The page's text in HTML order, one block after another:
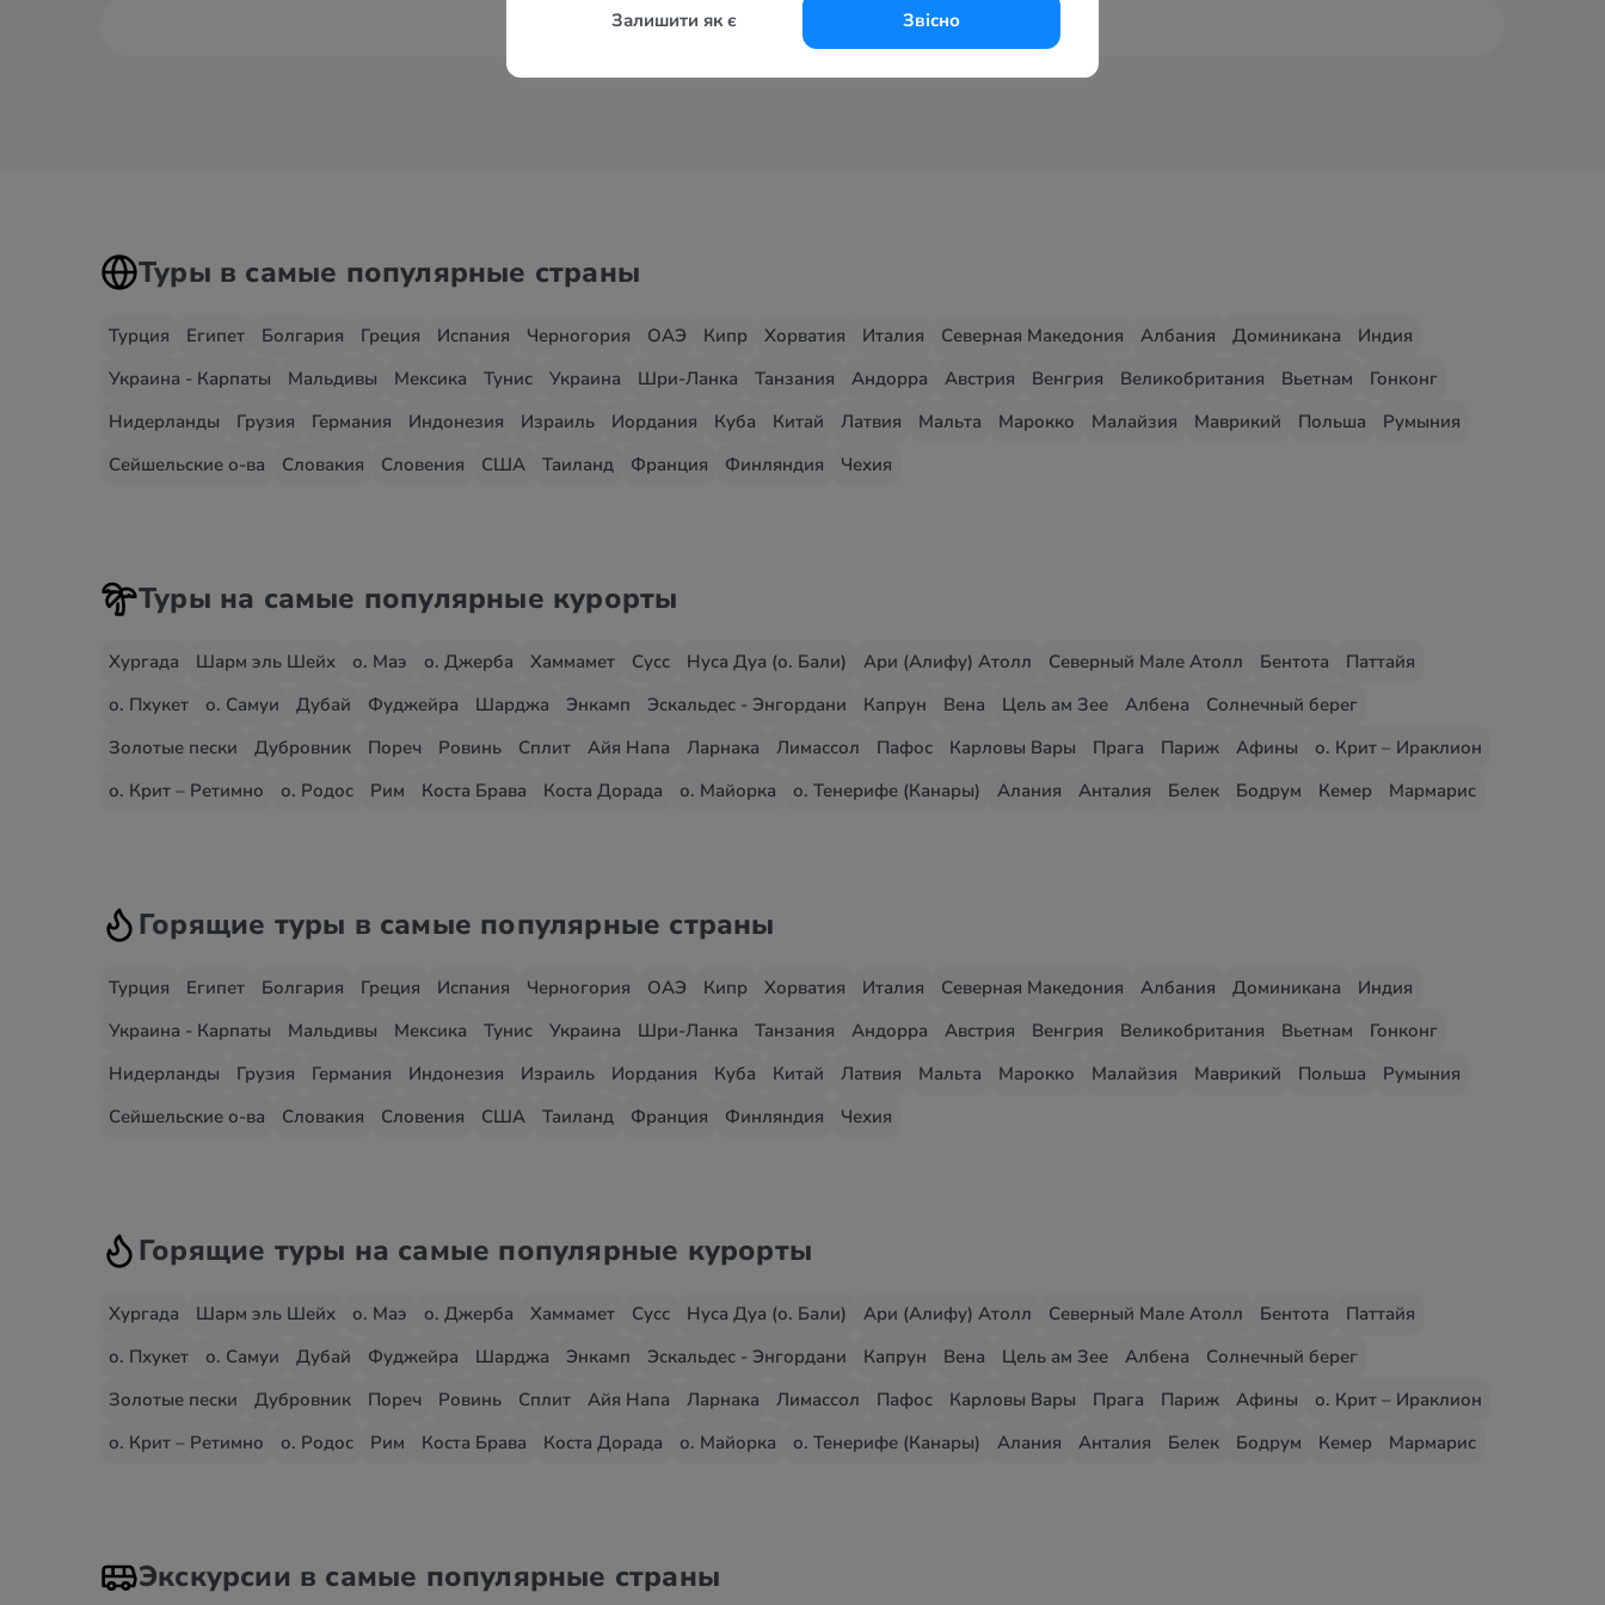
Залишити як є Звісно
Туры в самые популярные страны
Турция Египет Болгария Греция Испания Черногория ОАЭ Кипр Хорватия Италия Северная Македония Албания Доминикана
Индия
Украина - Карпаты
Мальдивы Мексика Тунис Украина Шри-Ланка Танзания Андорра Австрия Венгрия Великобритания Вьетнам
Гонконг
Нидерланды
Грузия Германия Индонезия Израиль Иордания Куба Китай Латвия Мальта Марокко Малайзия Маврикий Польша
Румыния
Сейшельские о-ва
Словакия Словения США Таиланд Франция Финляндия Чехия
Туры на самые популярные курорты
Хургада Шарм эль Шейх о. Маэ о. Джерба Хаммамет Сусс Нуса Дуа (о. Бали) Ари (Алифу) Атолл Северный Мале Атолл Бентота
Паттайя
о. Пхукет
о. Самуи Дубай Фуджейра Шарджа Энкамп Эскальдес - Энгордани Капрун Вена Цель ам Зее Албена
Солнечный берег
Золотые пески
Дубровник Пореч Ровинь Сплит Айя Напа Ларнака Лимассол Пафос Карловы Вары Прага Париж Афины
о. Крит – Ираклион
о. Крит – Ретимно
о. Родос Рим Коста Брава Коста Дорада о. Майорка о. Тенерифе (Канары) Алания Анталия Белек Бодрум Кемер Мармарис
Горящие туры в самые популярные страны
Турция Египет Болгария Греция Испания Черногория ОАЭ Кипр Хорватия Италия Северная Македония Албания Доминикана
Индия
Украина - Карпаты
Мальдивы Мексика Тунис Украина Шри-Ланка Танзания Андорра Австрия Венгрия Великобритания Вьетнам
Гонконг
Нидерланды
Грузия Германия Индонезия Израиль Иордания Куба Китай Латвия Мальта Марокко Малайзия Маврикий Польша
Румыния
Сейшельские о-ва
Словакия Словения США Таиланд Франция Финляндия Чехия
Горящие туры на самые популярные курорты
Хургада Шарм эль Шейх о. Маэ о. Джерба Хаммамет Сусс Нуса Дуа (о. Бали) Ари (Алифу) Атолл Северный Мале Атолл Бентота
Паттайя
о. Пхукет
о. Самуи Дубай Фуджейра Шарджа Энкамп Эскальдес - Энгордани Капрун Вена Цель ам Зее Албена
Солнечный берег
Золотые пески
Дубровник Пореч Ровинь Сплит Айя Напа Ларнака Лимассол Пафос Карловы Вары Прага Париж Афины
о. Крит – Ираклион
о. Крит – Ретимно
о. Родос Рим Коста Брава Коста Дорада о. Майорка о. Тенерифе (Канары) Алания Анталия Белек Бодрум Кемер Мармарис
Экскурсии в самые популярные страны